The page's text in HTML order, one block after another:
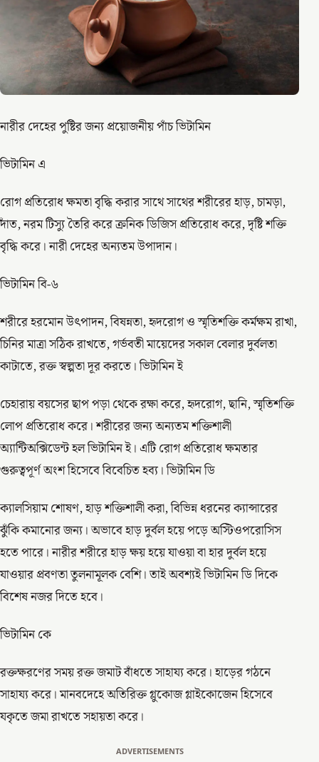
নারীর দেহের পুষ্টির জন্য প্রয়োজনীয় পাঁচ ভিটামিন
ভিটামিন এ
রোগ প্রতিরোধ ক্ষমতা বৃদ্ধি করার সাথে সাথের শরীরের হাড়, চামড়া,
দাঁত, নরম টিস্যু তৈরি করে ক্রনিক ডিজিস প্রতিরোধ করে, দৃষ্টি শক্তি
বৃদ্ধি করে। নারী দেহের অন্যতম উপাদান।
ভিটামিন বি-৬
শরীরে হরমোন উৎপাদন, বিষন্নতা, হৃদরোগ ও স্মৃতিশক্তি কর্মক্ষম রাখা,
চিনির মাত্রা সঠিক রাখতে, গর্ভবতী মায়েদের সকাল বেলার দুর্বলতা
কাটাতে, রক্ত স্বল্পতা দূর করতে। ভিটামিন ই
চেহারায় বয়সের ছাপ পড়া থেকে রক্ষা করে, হৃদরোগ, ছানি, স্মৃতিশক্তি
লোপ প্রতিরোধ করে। শরীরের জন্য অন্যতম শক্তিশালী
অ্যান্টিঅক্সিডেন্ট হল ভিটামিন ই। এটি রোগ প্রতিরোধ ক্ষমতার
গুরুত্বপূর্ণ অংশ হিসেবে বিবেচিত হব্য। ভিটামিন ডি
ক্যালসিয়াম শোষণ, হাড় শক্তিশালী করা, বিভিন্ন ধরনের ক্যান্সারের
ঝুঁকি কমানোর জন্য। অভাবে হাড় দুর্বল হয়ে পড়ে অস্টিওপরোসিস
হতে পারে। নারীর শরীরে হাড় ক্ষয় হয়ে যাওয়া বা হার দুর্বল হয়ে
যাওয়ার প্রবণতা তুলনামূলক বেশি। তাই অবশ্যই ভিটামিন ডি দিকে
বিশেষ নজর দিতে হবে।
ভিটামিন কে
রক্তক্ষরণের সময় রক্ত জমাট বাঁধতে সাহায্য করে। হাড়ের গঠনে
সাহায্য করে। মানবদেহে অতিরিক্ত গ্লুকোজ গ্লাইকোজেন হিসেবে
যকৃতে জমা রাখতে সহায়তা করে।
ADVERTISEMENTS